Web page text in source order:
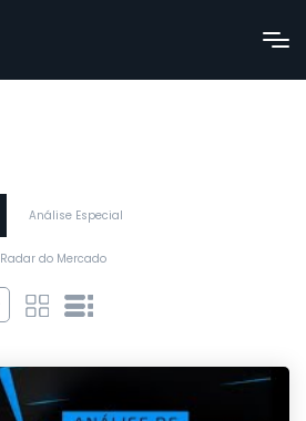
Análise Especial
Radar do Mercado